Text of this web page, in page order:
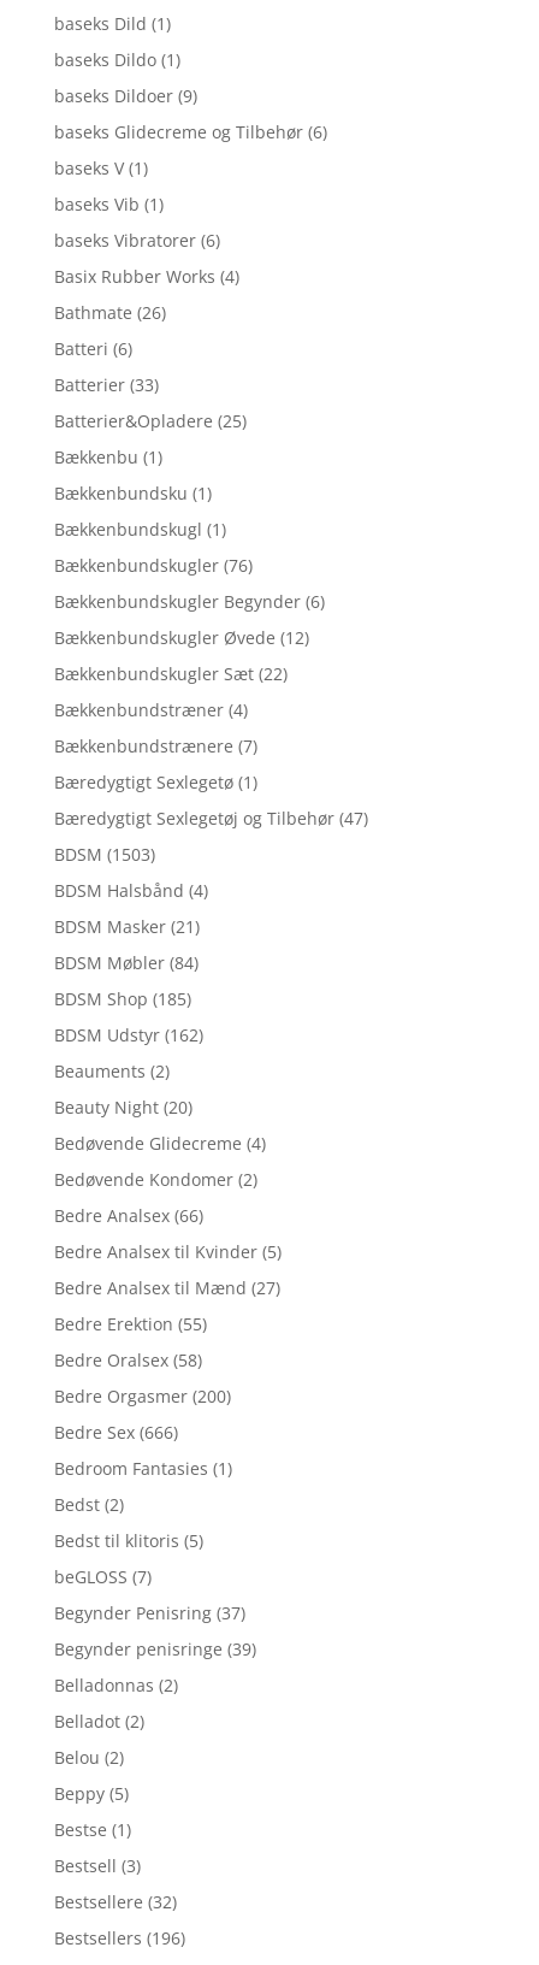
baseks Dild (1)
baseks Dildo (1)
baseks Dildoer (9)
baseks Glidecreme og Tilbehør (6)
baseks V (1)
baseks Vib (1)
baseks Vibratorer (6)
Basix Rubber Works (4)
Bathmate (26)
Batteri (6)
Batterier (33)
Batterier&Opladere (25)
Bækkenbu (1)
Bækkenbundsku (1)
Bækkenbundskugl (1)
Bækkenbundskugler (76)
Bækkenbundskugler Begynder (6)
Bækkenbundskugler Øvede (12)
Bækkenbundskugler Sæt (22)
Bækkenbundstræner (4)
Bækkenbundstrænere (7)
Bæredygtigt Sexlegetø (1)
Bæredygtigt Sexlegetøj og Tilbehør (47)
BDSM (1503)
BDSM Halsbånd (4)
BDSM Masker (21)
BDSM Møbler (84)
BDSM Shop (185)
BDSM Udstyr (162)
Beauments (2)
Beauty Night (20)
Bedøvende Glidecreme (4)
Bedøvende Kondomer (2)
Bedre Analsex (66)
Bedre Analsex til Kvinder (5)
Bedre Analsex til Mænd (27)
Bedre Erektion (55)
Bedre Oralsex (58)
Bedre Orgasmer (200)
Bedre Sex (666)
Bedroom Fantasies (1)
Bedst (2)
Bedst til klitoris (5)
beGLOSS (7)
Begynder Penisring (37)
Begynder penisringe (39)
Belladonnas (2)
Belladot (2)
Belou (2)
Beppy (5)
Bestse (1)
Bestsell (3)
Bestsellere (32)
Bestsellers (196)